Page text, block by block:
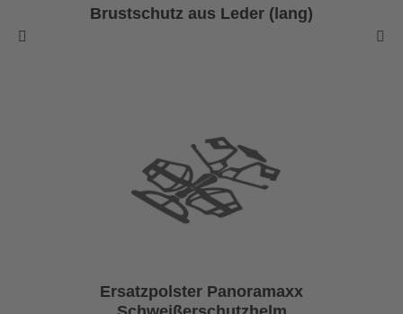
Brustschutz aus Leder (lang)
Ersatzpolster Panoramaxx